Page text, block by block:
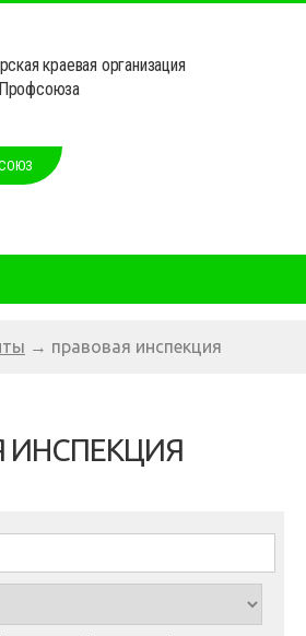
краевая организация
→ правовая инспекция
ИНСПЕКЦИЯ